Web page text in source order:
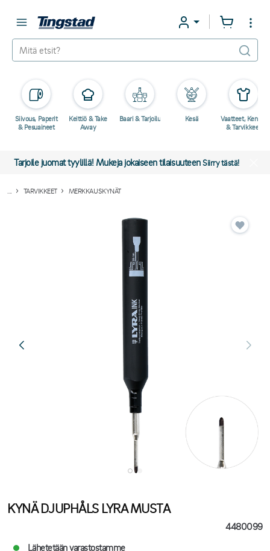
Siivous, Paperit
& Pesuaineet
Keittiö & Take
Away
Baari & Tarjoilu Kesä
Vaatteet, Kengät
& Tarvikkeet
Tarjoile juomat tyylillä! Mukeja jokaiseen tilaisuuteenSiirry tästä!
TARVIKKEET MERKKAUSKYNÄT
KYNÄ DJUPHÅLS LYRA MUSTA
4480099
Lähetetään varastostamme